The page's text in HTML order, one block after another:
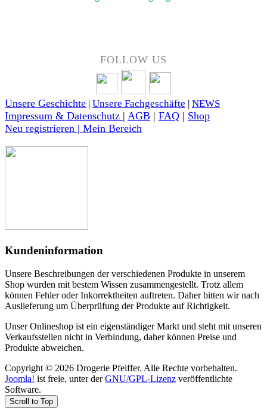
FOLLOW US
Unsere Geschichte Unsere Fachgeschäfte NEWS
Impressum & Datenschutz | AGB | FAQ | Shop
Neu registrieren | Mein Bereich
Kundeninformation
Unsere Beschreibungen der verschiedenen Produkte in unserem
Shop wurden mit bestem Wissen zusammengestellt. Trotz allem
können Fehler oder Inkorrektheiten auftreten. Daher bitten wir nach
Auslieferung um Überprüfung der Produkte auf Richtigkeit.
Unser Onlineshop ist ein eigenständiger Markt und steht mit unseren
Verkaufsstellen nicht in Verbindung, daher können Preise und
Produkte abweichen.
Copyright © 2026 Drogerie Pfeiffer. Alle Rechte vorbehalten.
Joomla! ist freie, unter derGNU/GPL-Lizenz veröffentlichte
Software.
Scroll to Top